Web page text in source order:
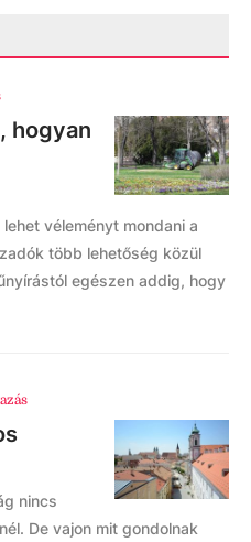
hogyan
véleményt mondani a
több lehetőség közül
egészen addig, hogy
nincs
De vajon mit gondolnak